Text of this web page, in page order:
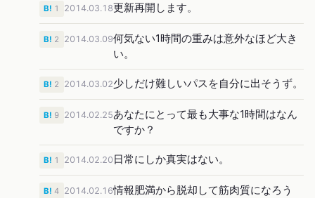
2014.03.18更新再開します。
B! 1
2014.03.09何気ない1時間の重みは意外なほど大き
い。
B! 2
2014.03.02少しだけ難しいパスを自分に出そうず。
B! 2
2014.02.25あなたにとって最も大事な1時間はなん
ですか？
B! 9
2014.02.20 日常にしか真実はない。
B! 1
2014.02.16情報肥満から脱却して筋肉質になろう
B! 4